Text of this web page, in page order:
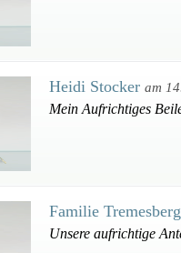
Heidi Stocker am
Mein Aufrichtiges
Familie
Unsere aufrichtige